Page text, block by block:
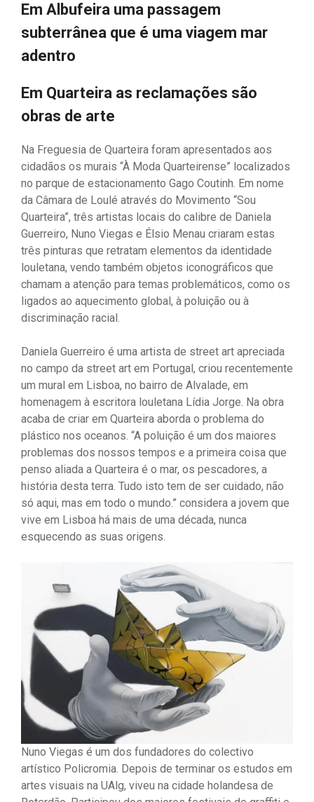
Em Albufeira uma passagem
subterrânea que é uma viagem mar
adentro
Em Quarteira as reclamações são
obras de arte
Na Freguesia de Quarteira foram apresentados aos
cidadãos os murais “À Moda Quarteirense” localizados
no parque de estacionamento Gago Coutinh. Em nome
da Câmara de Loulé através do Movimento “Sou
Quarteira”, três artistas locais do calibre de Daniela
Guerreiro, Nuno Viegas e Élsio Menau criaram estas
três pinturas que retratam elementos da identidade
louletana, vendo também objetos iconográficos que
chamam a atenção para temas problemáticos, como os
ligados ao aquecimento global, à poluição ou à
discriminação racial.
Daniela Guerreiro é uma artista de street art apreciada
no campo da street art em Portugal, criou recentemente
um mural em Lisboa, no bairro de Alvalade, em
homenagem à escritora louletana Lídia Jorge. Na obra
acaba de criar em Quarteira aborda o problema do
plástico nos oceanos. “A poluição é um dos maiores
problemas dos nossos tempos e a primeira coisa que
penso aliada a Quarteira é o mar, os pescadores, a
história desta terra. Tudo isto tem de ser cuidado, não
só aqui, mas em todo o mundo.” considera a jovem que
vive em Lisboa há mais de uma década, nunca
esquecendo as suas origens.
Nuno Viegas é um dos fundadores do colectivo
artístico Policromia. Depois de terminar os estudos em
artes visuais na UAlg, viveu na cidade holandesa de